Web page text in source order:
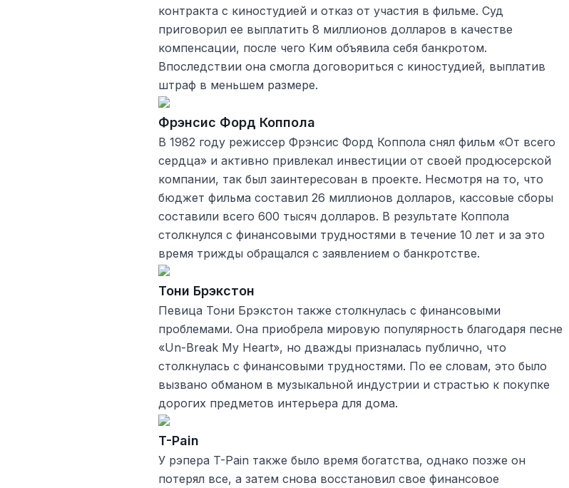
контракта с киностудией и отказ от участия в фильме. Суд
приговорил ее выплатить 8 миллионов долларов в качестве
компенсации, после чего Ким объявила себя банкротом.
Впоследствии она смогла договориться с киностудией, выплатив
штраф в меньшем размере.
Фрэнсис Форд Коппола
В 1982 году режиссер Фрэнсис Форд Коппола снял фильм «От всего
сердца» и активно привлекал инвестиции от своей продюсерской
компании, так был заинтересован в проекте. Несмотря на то, что
бюджет фильма составил 26 миллионов долларов, кассовые сборы
составили всего 600 тысяч долларов. В результате Коппола
столкнулся с финансовыми трудностями в течение 10 лет и за это
время трижды обращался с заявлением о банкротстве.
Тони Брэкстон
Певица Тони Брэкстон также столкнулась с финансовыми
проблемами. Она приобрела мировую популярность благодаря песне
«Un-Break My Heart», но дважды призналась публично, что
столкнулась с финансовыми трудностями. По ее словам, это было
вызвано обманом в музыкальной индустрии и страстью к покупке
дорогих предметов интерьера для дома.
T-Pain
У рэпера T-Pain также было время богатства, однако позже он
потерял все, а затем снова восстановил свое финансовое